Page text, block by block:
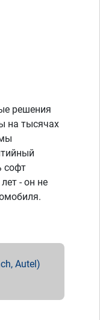
решения
на тысячах
софт
- он не
Autel)